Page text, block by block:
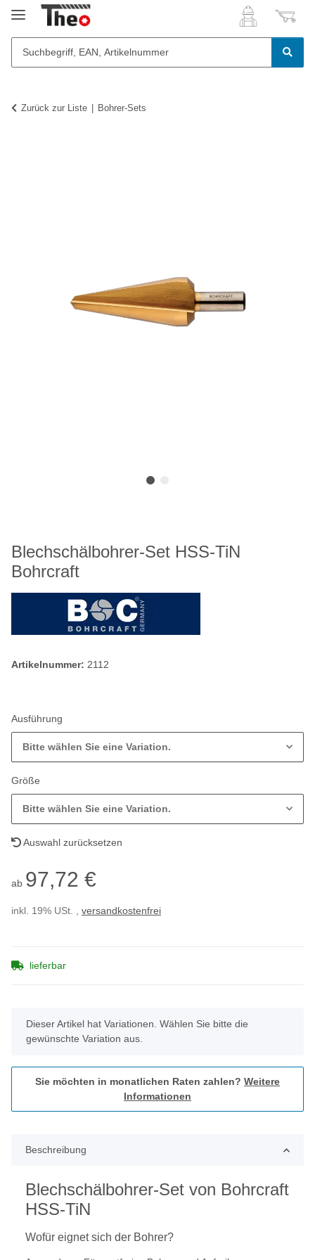
Zurück zur Liste Bohrer-Sets
Blechschälbohrer-Set HSS-TiN
Bohrcraft
Artikelnummer: 2112
Ausführung
Bitte wählen Sie eine Variation.
Größe
Bitte wählen Sie eine Variation.
Auswahl zurücksetzen
ab 97,72 €
inkl. 19% USt. , versandkostenfrei
lieferbar
x
Dieser Artikel hat Variationen. Wählen Sie bitte die
gewünschte Variation aus.
Sie möchten in monatlichen Raten zahlen? Weitere
Informationen
Beschreibung
Blechschälbohrer-Set von Bohrcraft
HSS-TiN
Wofür eignet sich der Bohrer?